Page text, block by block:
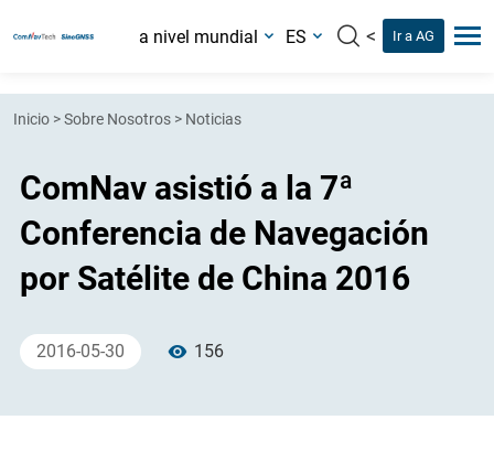
a nivel mundial ES < Ir a AG
Inicio >Sobre Nosotros > Noticias
ComNav asistió a la 7ª
Conferencia de Navegación
por Satélite de China 2016
2016-05-30 156